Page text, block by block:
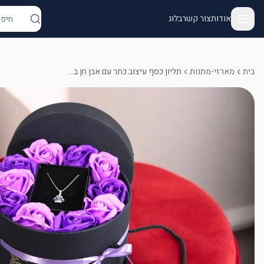
אודותצור קשרבלוג
בית מארזי-מתנות תליון כסף עיצוב כתר עם אבן חן בצבע סגול